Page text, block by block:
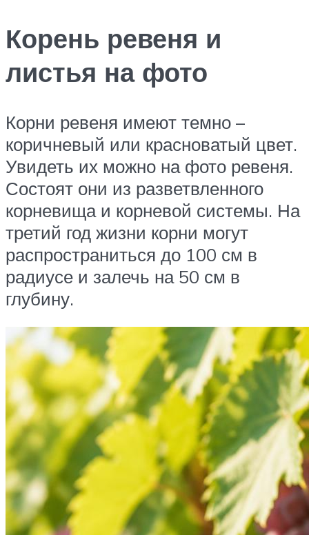
Корень ревеня и
листья на фото
Корни ревеня имеют темно –
коричневый или красноватый цвет.
Увидеть их можно на фото ревеня.
Состоят они из разветвленного
корневища и корневой системы. На
третий год жизни корни могут
распространиться до 100 см в
радиусе и залечь на 50 см в
глубину.